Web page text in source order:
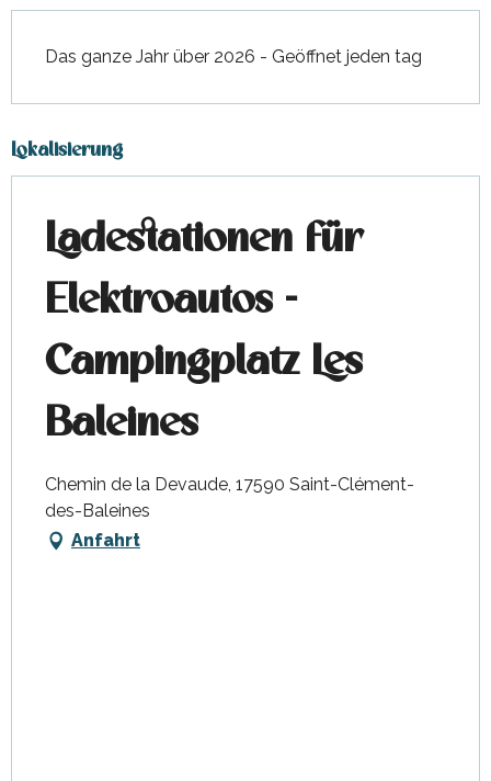
Das ganze Jahr über 2026 - Geöffnet jeden tag
Lokalisierung
Ladestationen für
Elektroautos -
Campingplatz Les
Baleines
Chemin de la Devaude, 17590 Saint-Clément-
des-Baleines
Anfahrt